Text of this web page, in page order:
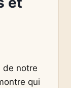
de notre
qui